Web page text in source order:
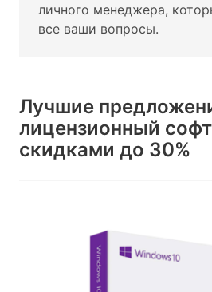
личного менеджера,
все ваши вопросы.
Лучшие
лицензионный
скидками до 30%